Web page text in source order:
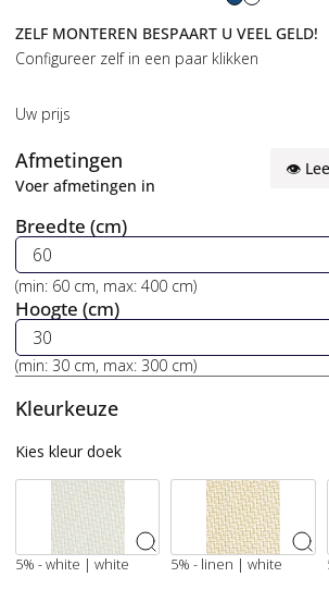
ZELF MONTEREN BESPAART U VEEL GELD!
Configureer zelf in een paar klikken
Uw prijs
Afmetingen 👁
Voer afmetingen in
Breedte (cm)
(min: 60 cm, max: 400 cm)
Hoogte (cm)
(min: 30 cm, max: 300 cm)
Kleurkeuze
Kies kleur doek
5% - white | white 5% - linen | white